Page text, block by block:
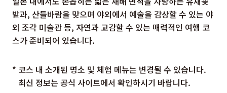
밭과, 산들바람을 맞으며 야외에서 예술을 감상할 수 있는 야
외 조각 미술관 등, 자연과 교감할 수 있는 매력적인 여행 코
스가 준비되어 있습니다.
* 코스 내 소개된 명소 및 체험 메뉴는 변경될 수 있습니다.
최신 정보는 공식 사이트에서 확인하시기 바랍니다.